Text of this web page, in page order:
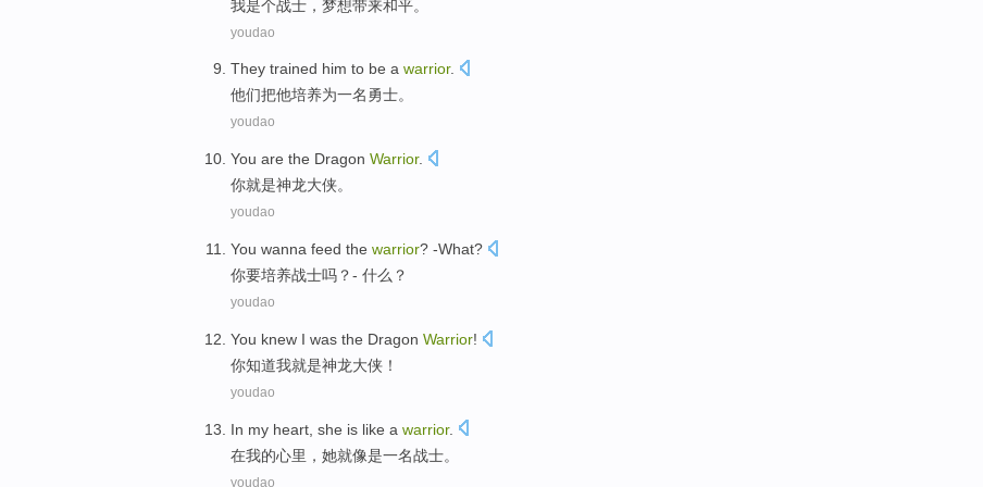
我是个战士 ， 梦想带来和平。
youdao
They trained him to be a warrior.
他们把他培养为一名勇士。
youdao
You are the Dragon Warrior.
你就是神龙大侠。
youdao
You wanna feed the warrior? -What?
你要培养战士吗？- 什么 ？
youdao
You knew I was the Dragon Warrior!
你知道我就是神龙大侠 ！
youdao
In my heart she is like a warrior.
在我的心里 ， 她就像是一名战士。
youdao